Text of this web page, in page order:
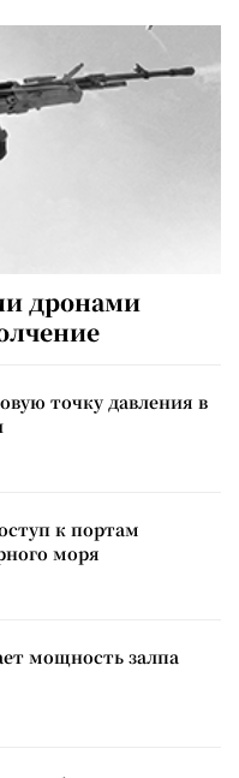
дронами
точку давления в
к портам
моря
мощность залпа